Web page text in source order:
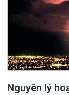
Nguyên lý